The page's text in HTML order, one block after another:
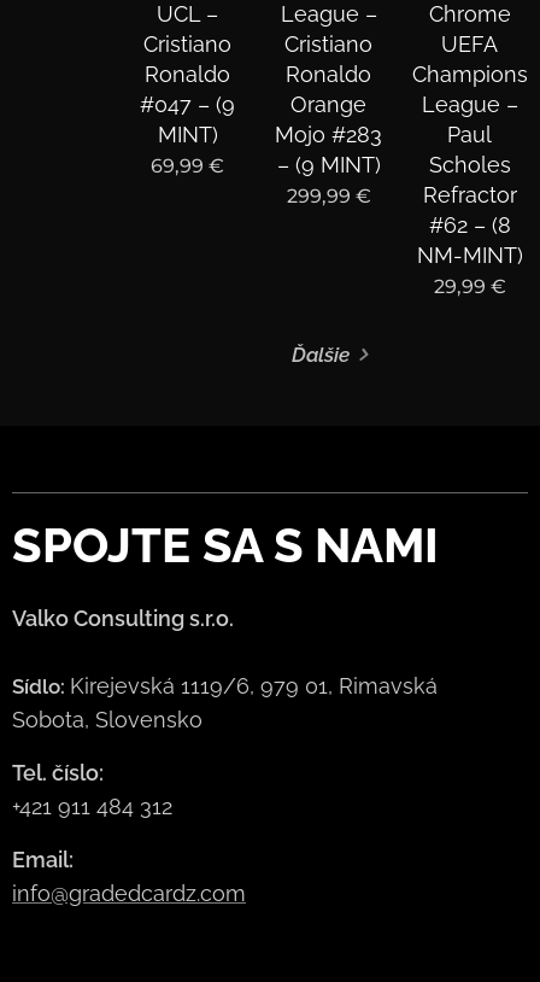
UCL –
Cristiano
Ronaldo
#047 – (9
MINT)
69,99 €
League –
Cristiano
Ronaldo
Orange
Mojo #283
– (9 MINT)
299,99 €
Chrome
UEFA
Champions
League –
Paul
Scholes
Refractor
#62 – (8
NM-MINT)
29,99 €
Ďalšie
SPOJTE SA S NAMI
Valko Consulting s.r.o.
Sídlo: Kirejevská 1119/6, 979 01, Rimavská
Sobota, Slovensko
Tel. číslo:
+421 911 484 312
Email:
info@gradedcardz.com